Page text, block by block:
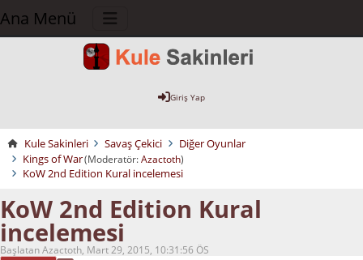
Ana Menü
Giriş Yap
Kule Sakinleri Savaş Çekici
Diğer Oyunlar
Kings of War(Moderatör: Azactoth)
KoW 2nd Edition Kural incelemesi
KoW 2nd Edition Kural
incelemesi
Başlatan Azactoth, Mart 29, 2015, 10:31:56 ÖS